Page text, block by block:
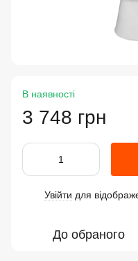
В наявності
3 748 грн
Увійти для
До обраного